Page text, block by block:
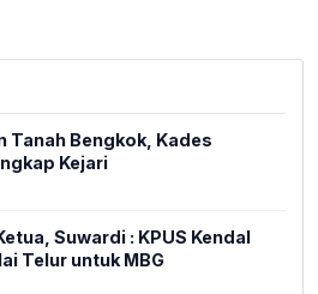
Tanah Bengkok, Kades
Kejari
Suwardi : KPUS Kendal
Telur untuk MBG